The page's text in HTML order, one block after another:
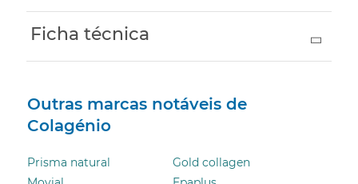
Ficha técnica
Outras marcas notáveis ​​de
Colagénio
Prisma natural
Gold collagen